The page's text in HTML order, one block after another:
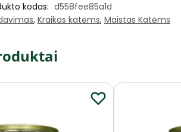
kodas: d558fee85a1d
, Kraikas katėms, Maistas Katėms